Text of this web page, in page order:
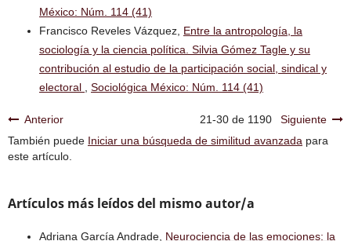
México: Núm. 114 (41)
Francisco Reveles Vázquez, Entre la antropología, la
sociología y la ciencia política. Silvia Gómez Tagle y su
contribución al estudio de la participación social, sindical y
electoral
Sociológica México: Núm. 114 (41)
Anterior 21-30 de 1190
Siguiente
También puede Iniciar una búsqueda de similitud avanzada para
este artículo.
Artículos más leídos del mismo autor/a
Adriana García Andrade, Neurociencia de las emociones: la